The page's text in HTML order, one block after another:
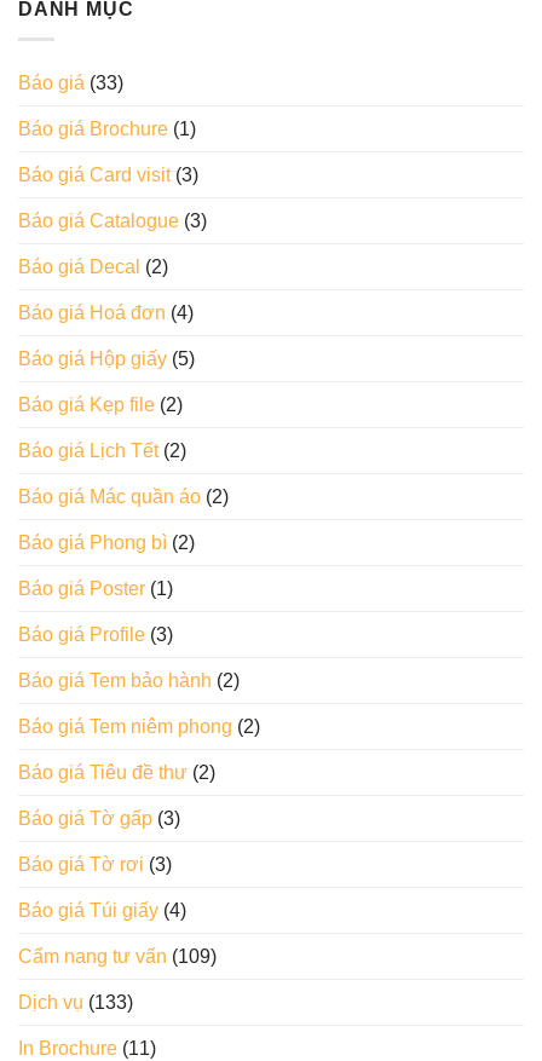
DANH MỤC
Báo giá (33)
Báo giá Brochure (1)
Báo giá Card visit(3)
Báo giá Catalogue (3)
Báo giá Decal (2)
Báo giá Hoá đơn (4)
Báo giá Hộp giấy (5)
Báo giá Kẹp file (2)
Báo giá Lịch Tết(2)
Báo giá Mác quần áo (2)
Báo giá Phong bì (2)
Báo giá Poster (1)
Báo giá Profile (3)
Báo giá Tem bảo hành (2)
Báo giá Tem niêm phong (2)
Báo giá Tiêu đề thư (2)
Báo giá Tờ gấp (3)
Báo giá Tờ rơi (3)
Báo giá Túi giấy (4)
Cẩm nang tư vấn (109)
Dịch vụ (133)
In Brochure (11)